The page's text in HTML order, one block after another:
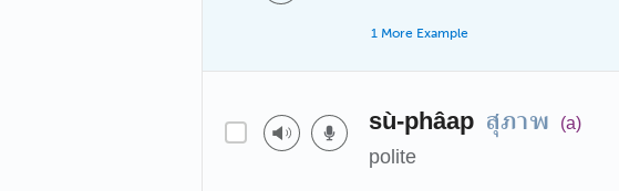
1 More Example
sù-phâap สุภาพ (a)
polite